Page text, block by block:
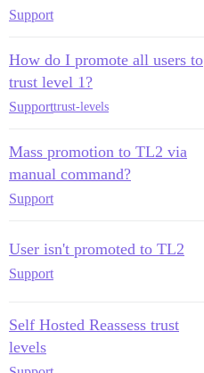
Support
How do I promote all users to
trust level 1?
Supporttrust-levels
Mass promotion to TL2 via
manual command?
Support
User isn't promoted to TL2
Support
Self Hosted Reassess trust
levels